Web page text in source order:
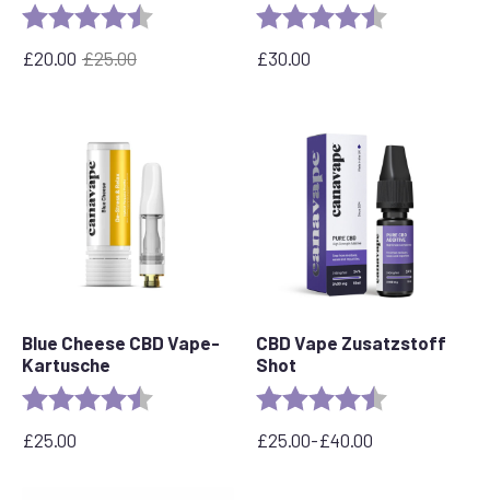
Bewertung: 4,6 von 5 Sternen
£25.00
Ursprünglicher
£20.00
Aktueller
Bewertung:
£30.00
Blue Cheese CBD Vape-
Kartusche
Bewertung: 4,5 von 5 Sternen
£25.00
CBD Vape Zusatzstoff
Shot
Bewertung:
£25.00-£40.00
Preisspanne: